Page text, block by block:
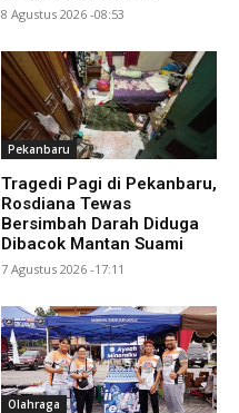
8 Agustus 2026 -08:53
Pekanbaru
Tragedi Pagi di Pekanbaru,
Rosdiana Tewas
Bersimbah Darah Diduga
Dibacok Mantan Suami
7 Agustus 2026 -17:11
Olahraga